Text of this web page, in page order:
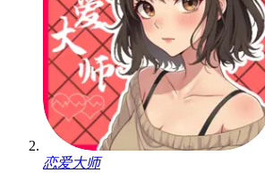
恋爱大师